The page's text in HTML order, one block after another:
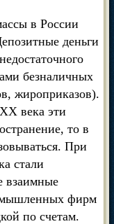
в России
деньги
безналичных
жироприказов).
века эти
то в
При
стали
взаимные
фирм
по счетам.